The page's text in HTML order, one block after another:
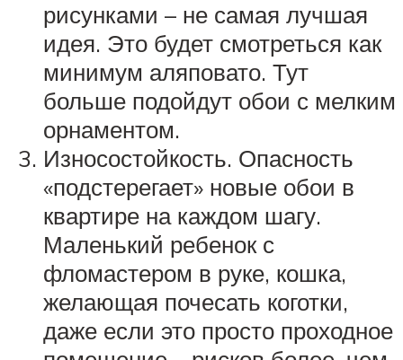
рисунками – не самая лучшая
идея. Это будет смотреться как
минимум аляповато. Тут
больше подойдут обои с мелким
орнаментом.
Износостойкость. Опасность
«подстерегает» новые обои в
квартире на каждом шагу.
Маленький ребенок с
фломастером в руке, кошка,
желающая почесать коготки,
даже если это просто проходное